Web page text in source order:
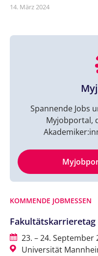
14. März 2024
Spannende Jobs
Myjobportal,
KOMMENDE JOBMESSEN
Fakultätskarrieretag
23. – 24. September
Universität